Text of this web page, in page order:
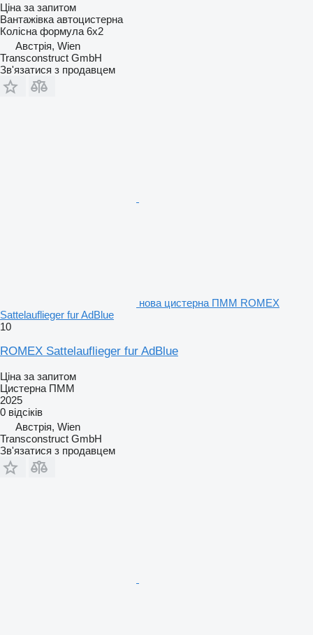
Ціна за запитом
Вантажівка автоцистерна
Колісна формула 6x2
Австрія, Wien
Transconstruct GmbH
Зв'язатися з продавцем
нова цистерна ПММ ROMEX
Sattelauflieger fur AdBlue
10
ROMEX Sattelauflieger fur AdBlue
Ціна за запитом
Цистерна ПММ
2025
0 відсіків
Австрія, Wien
Transconstruct GmbH
Зв'язатися з продавцем